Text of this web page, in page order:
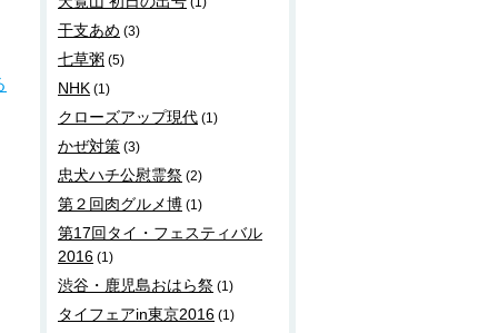
干支あめ (3)
七草粥 (5)
NHK (1)
クローズアップ現代 (1)
かぜ対策 (3)
忠犬ハチ公慰霊祭 (2)
第２回肉グルメ博 (1)
第17回タイ・フェスティバル
2016 (1)
渋谷・鹿児島おはら祭 (1)
タイフェアin東京2016 (1)